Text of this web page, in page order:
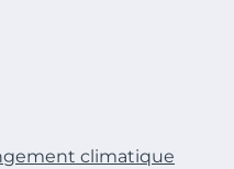
climatique